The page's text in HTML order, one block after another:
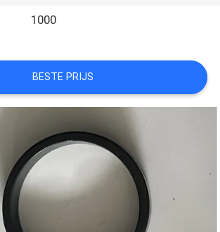
1000
BESTE PRIJS